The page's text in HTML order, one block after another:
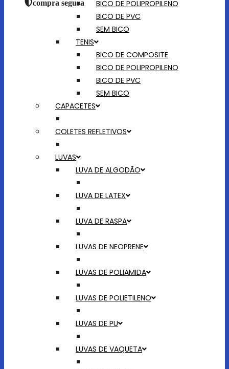
compra segura
BICO DE POLIPROPILENO
BICO DE PVC
SEM BICO
TENIS
BICO DE COMPOSITE
BICO DE POLIPROPILENO
BICO DE PVC
SEM BICO
CAPACETES
COLETES REFLETIVOS
LUVAS
LUVA DE ALGODÃO
LUVA DE LATEX
LUVA DE RASPA
LUVAS DE NEOPRENE
LUVAS DE POLIAMIDA
LUVAS DE POLIETILENO
LUVAS DE PU
LUVAS DE VAQUETA